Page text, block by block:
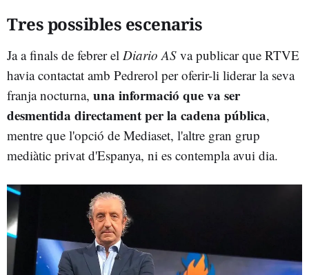
Tres possibles escenaris
Ja a finals de febrer el Diario AS va publicar que RTVE
havia contactat amb Pedrerol per oferir-li liderar la seva
franja nocturna, una informació que va ser
desmentida directament per la cadena pública,
mentre que l'opció de Mediaset, l'altre gran grup
mediàtic privat d'Espanya, ni es contempla avui dia.